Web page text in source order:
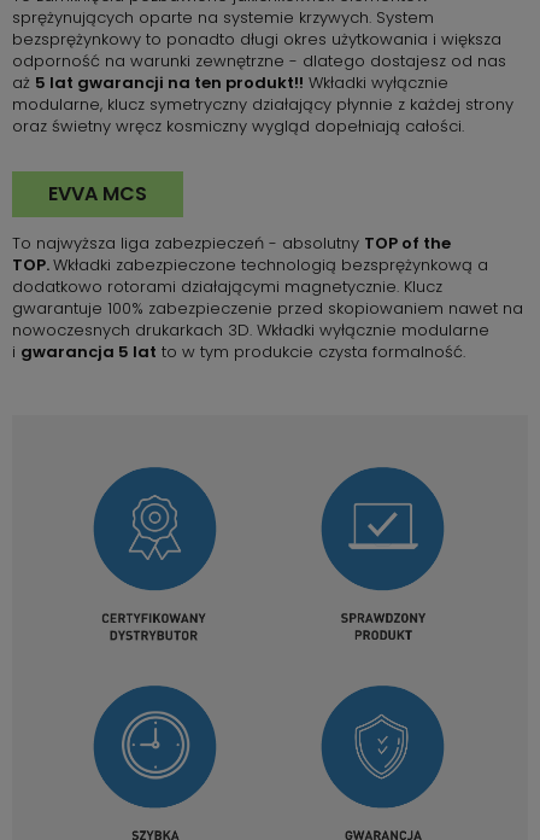
sprężynujących oparte na systemie krzywych. System
bezsprężynkowy to ponadto długi okres użytkowania i większa
odporność na warunki zewnętrzne - dlatego dostajesz od nas
aż 5 lat gwarancji na ten produkt!! Wkładki wyłącznie
modularne, klucz symetryczny działający płynnie z każdej strony
oraz świetny wręcz kosmiczny wygląd dopełniają całości.
EVVA MCS
To najwyższa liga zabezpieczeń - absolutny TOP of the
TOP.Wkładki zabezpieczone technologią bezsprężynkową a
dodatkowo rotorami działającymi magnetycznie. Klucz
gwarantuje 100% zabezpieczenie przed skopiowaniem nawet na
nowoczesnych drukarkach 3D. Wkładki wyłącznie modularne
i gwarancja 5 lat to w tym produkcie czysta formalność.